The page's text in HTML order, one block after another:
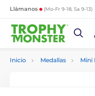
Llámanos (Mo-Fr 9-18, Sa 9-13)
Inicio Medallas Mini